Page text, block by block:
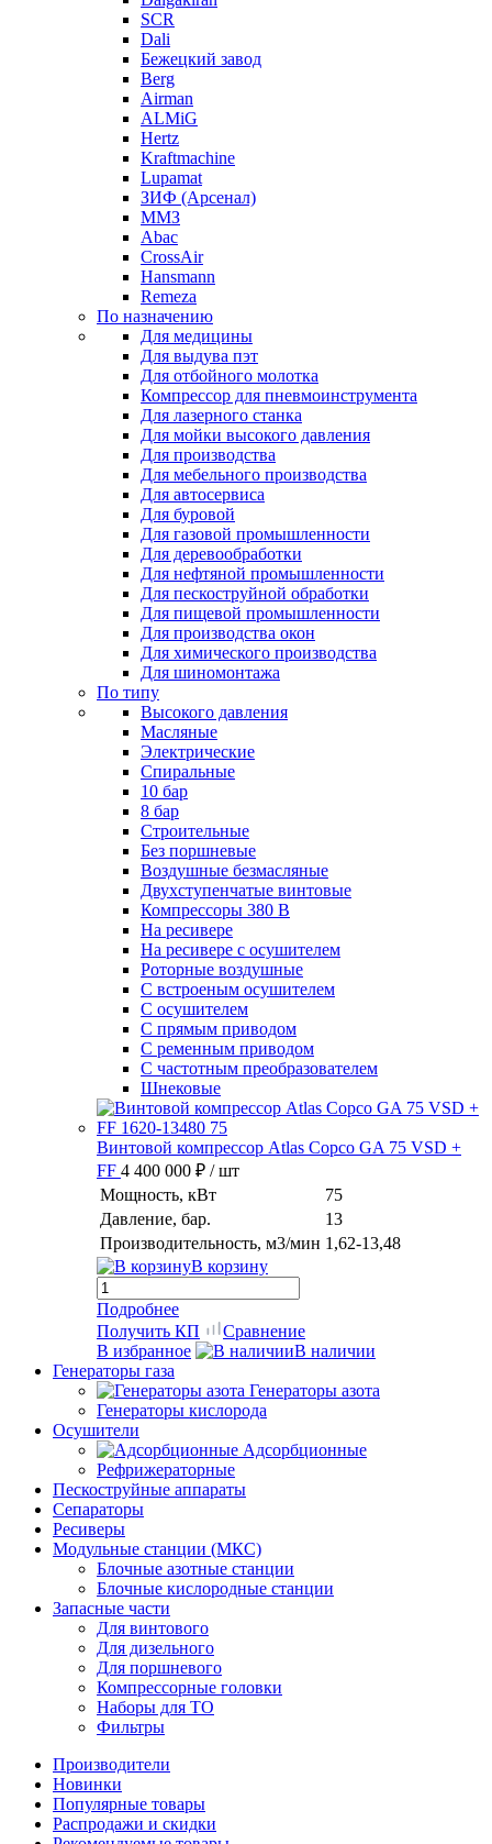
SCR
Dali
Бежецкий завод
Berg
Airman
ALMiG
Hertz
Kraftmachine
Lupamat
ЗИФ (Арсенал)
ММЗ
Abac
CrossAir
Hansmann
Remeza
По назначению
Для медицины
Для выдува пэт
Для отбойного молотка
Компрессор для пневмоинструмента
Для лазерного станка
Для мойки высокого давления
Для производства
Для мебельного производства
Для автосервиса
Для буровой
Для газовой промышленности
Для деревообработки
Для нефтяной промышленности
Для пескоструйной обработки
Для пищевой промышленности
Для производства окон
Для химического производства
Для шиномонтажа
По типу
Высокого давления
Масляные
Электрические
Спиральные
10 бар
8 бар
Cтроительные
Без поршневые
Воздушные безмасляные
Двухступенчатые винтовые
Компрессоры 380 В
На ресивере
На ресивере с осушителем
Роторные воздушные
С встроеным осушителем
С осушителем
С прямым приводом
С ременным приводом
С частотным преобразователем
Шнековые
Винтовой компрессор Atlas Copco GA 75 VSD +
FF 4 400 000 ₽ / шт
Мощность, кВт
75
Давление, бар.
13
Производительность, м3/мин 1,62-13,48
В корзину
Подробнее
Получить КП
Сравнение
В избранное
В наличии
Генераторы газа
Генераторы азота
Генераторы кислорода
Осушители
Адсорбционные
Рефрижераторные
Пескоструйные аппараты
Сепараторы
Ресиверы
Модульные станции (МКС)
Блочные азотные станции
Блочные кислородные станции
Запасные части
Для винтового
Для дизельного
Для поршневого
Компрессорные головки
Наборы для ТО
Фильтры
Производители
Новинки
Популярные товары
Распродажи и скидки